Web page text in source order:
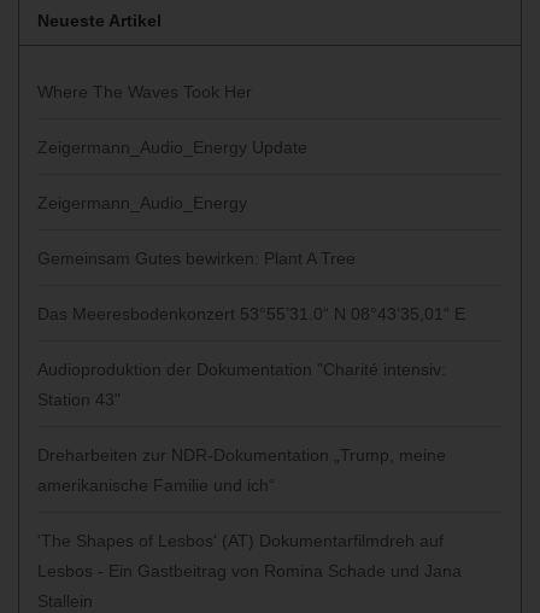
Neueste Artikel
Where The Waves Took Her
Zeigermann_Audio_Energy Update
Zeigermann_Audio_Energy
Gemeinsam Gutes bewirken: Plant A Tree
Das Meeresbodenkonzert 53°55’31.0“ N 08°43’35,01“ E
Audioproduktion der Dokumentation "Charité intensiv:
Station 43"
Dreharbeiten zur NDR-Dokumentation „Trump, meine
amerikanische Familie und ich“
'The Shapes of Lesbos‘ (AT) Dokumentarfilmdreh auf
Lesbos - Ein Gastbeitrag von Romina Schade und Jana
Stallein